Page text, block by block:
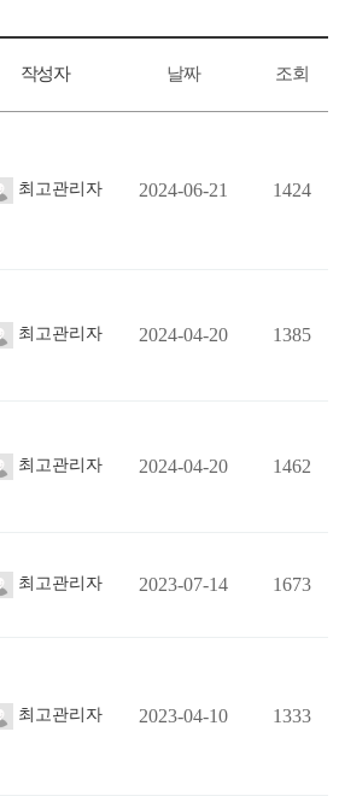
작성자 날짜 조회
최고관리자 2024-06-21 1424
최고관리자 2024-04-20 1385
최고관리자 2024-04-20 1462
최고관리자 2023-07-14 1673
최고관리자 2023-04-10 1333